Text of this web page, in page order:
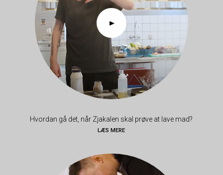
Hvordan gå det, når Zjakalen skal prøve at lave mad?
LÆS MERE